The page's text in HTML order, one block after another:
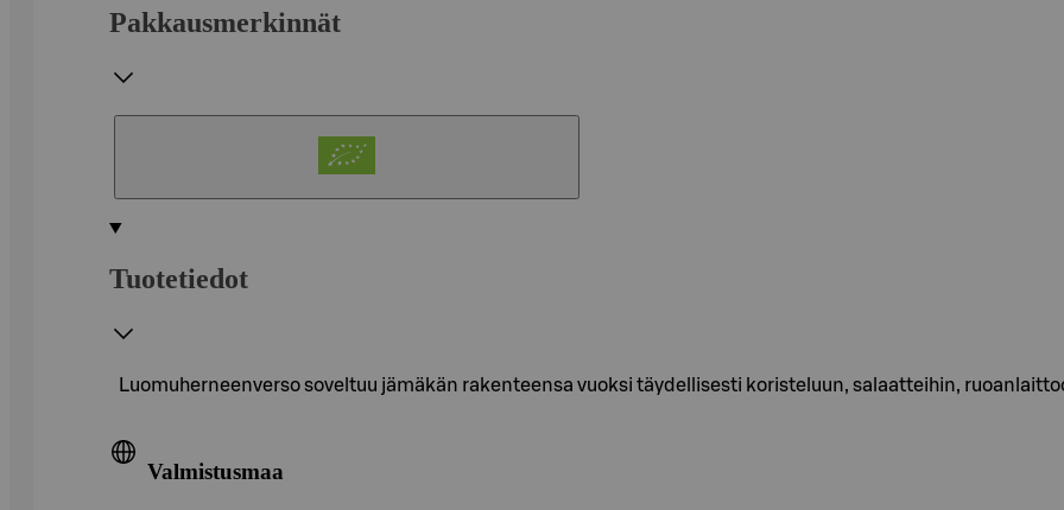
Pakkausmerkinnät
Tuotetiedot
Luomuherneenverso soveltuu jämäkän rakenteensa vuoksi täydellisesti koristeluun, salaatteihin,
Valmistusmaa